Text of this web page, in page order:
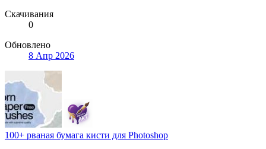
Скачивания
0
Обновлено
8 Апр 2026
100+ рваная бумага кисти для Photoshop